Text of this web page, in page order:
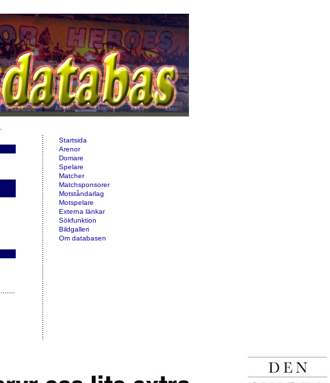
Startsida
Arenor
Domare
Spelare
Matcher
Matchsponsorer
Motståndarlag
Motspelare
Externa länkar
Sökfunktion
Bildgalleri
Om databasen